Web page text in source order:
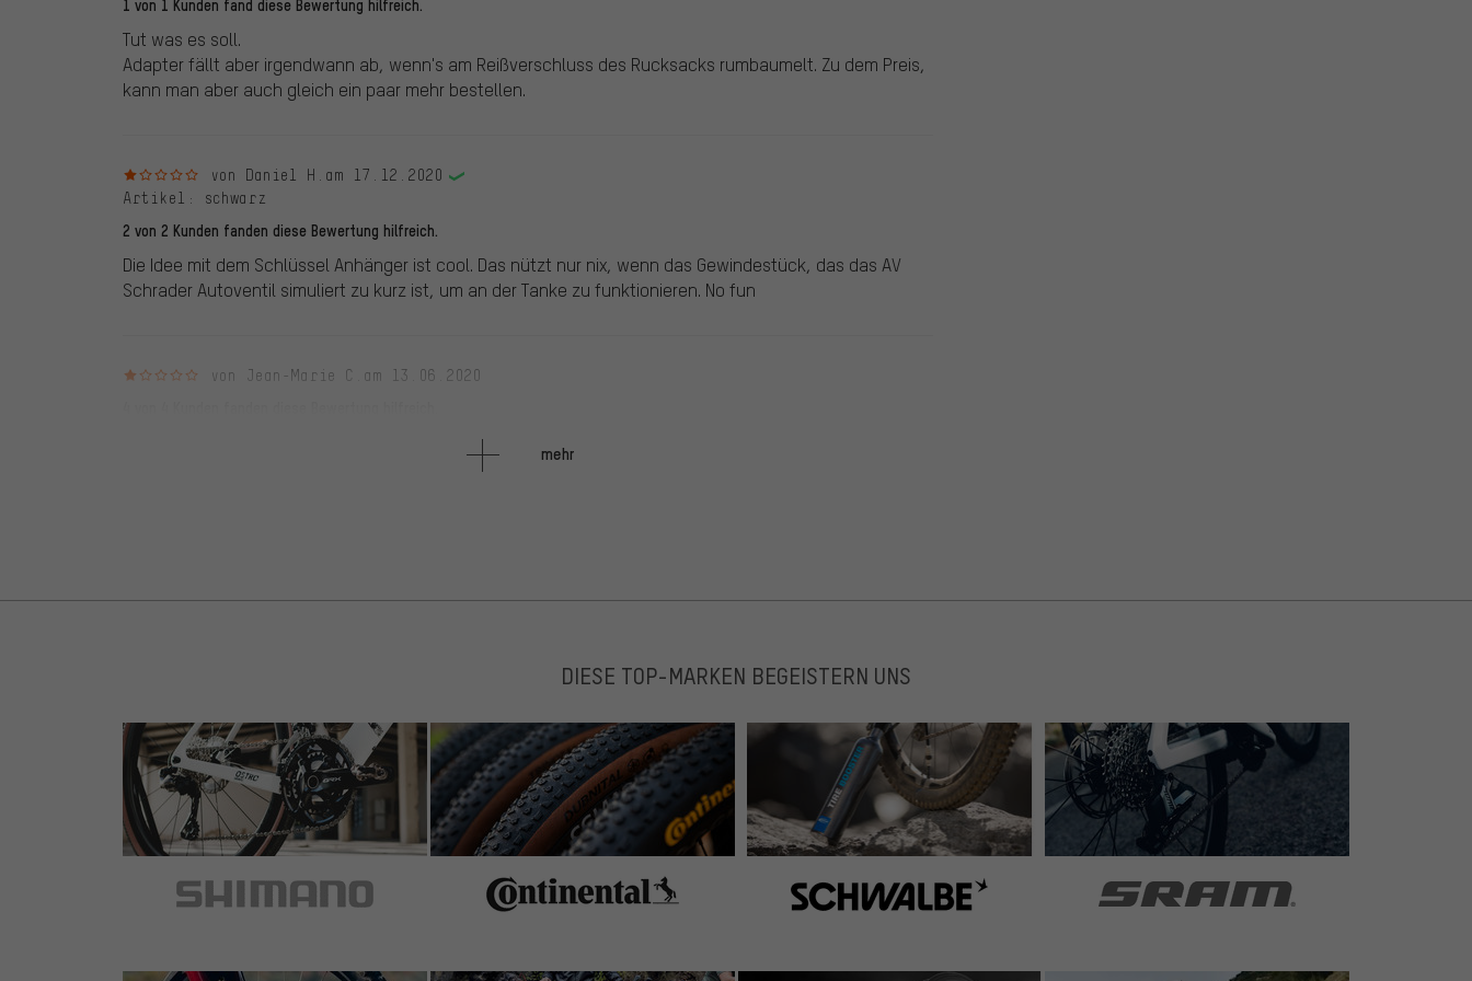
Tut was es soll.
Adapter fällt aber irgendwann ab, wenn's am Reißverschluss des Rucksacks rumbaumelt. Zu dem Preis,
kann man aber auch gleich ein paar mehr bestellen.
1 von 5 Sternenvon Daniel H. am 17.12.2020
Artikel : schwarz
2 von 2 Kunden fanden diese Bewertung hilfreich.
Die Idee mit dem Schlüssel Anhänger ist cool. Das nützt nur nix, wenn das Gewindestück, das das AV
Schrader Autoventil simuliert zu kurz ist, um an der Tanke zu funktionieren. No fun
1 von 5 Sternenvon Jean-Marie C. am 13.06.2020
Passt nicht auf die Pumpen, die es bei Aralstationen gibt. Das Gewinde, dass das AV Ventil simulieren
5 von 5 Sternenvon Franz d.am 11.10.2018
Mega cooles Ding!!! Echt top was Bike-Components da rausgebracht hat.
mehr
DIESE TOP-MARKEN BEGEISTERN UNS